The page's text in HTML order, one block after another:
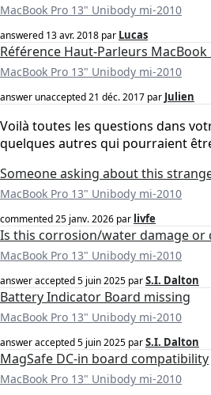
MacBook Pro 13" Unibody mi-2010
answered 13 avr. 2018 par Lucas
Référence Haut-Parleurs MacBook
MacBook Pro 13" Unibody mi-2010
answer unaccepted21 déc. 2017 par Julien
Voilà toutes les questions dans
quelques autres qui pourraient
Someone asking about this
MacBook Pro 13" Unibody mi-2010
commented25 janv. 2026 par livfe
Is this corrosion/water damage or
MacBook Pro 13" Unibody mi-2010
answer accepted5 juin 2025 parS.I. Dalton
Battery Indicator Board missing
MacBook Pro 13" Unibody mi-2010
answer accepted5 juin 2025 parS.I. Dalton
MagSafe DC-in board compatibility
MacBook Pro 13" Unibody mi-2010